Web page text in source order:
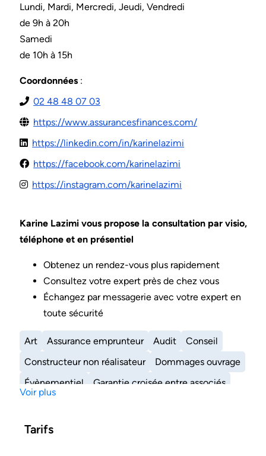
Karine Lazimi vous propose la consultation parvisio,
téléphone et en présentiel
Obtenez un rendez-vous plus rapidement
Consultez votre expert près de chez vous
Échangez par messagerie avec votre expert en
toute sécurité
Art Assurance emprunteur Audit
Conseil
Constructeur non réalisateur
Dommages ouvrage
Évènementiel
Garantie croisée entre associés
Individuel accident
Voir plus
Tarifs
Lundi, Mardi, Mercredi, Jeudi, Vendredi
de 9h à 20h
Samedi
de 10h à 15h
Coordonnées :
02 48 48 07 03
https://www.assurancesfinances.com/
https://linkedin.com/in/karinelazimi
https://facebook.com/karinelazimi
https://instagram.com/karinelazimi